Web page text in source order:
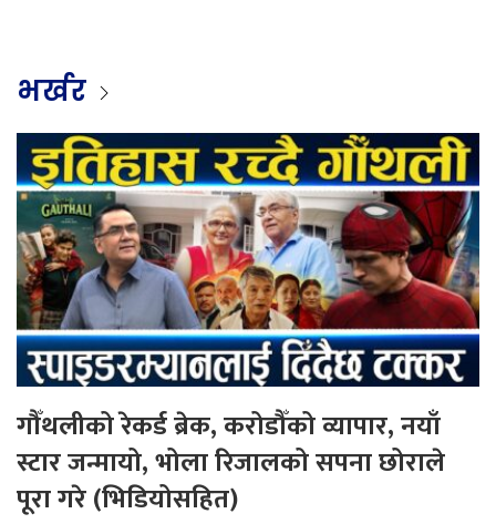
भर्खर
गौँथलीको रेकर्ड ब्रेक, करोडौँको व्यापार, नयाँ
स्टार जन्मायो, भोला रिजालको सपना छोराले
पूरा गरे (भिडियोसहित)